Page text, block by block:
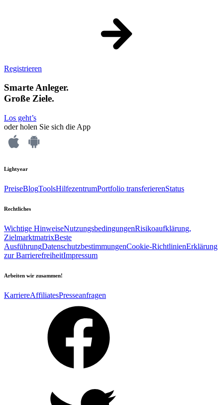
Registrieren
Smarte Anleger.
Große Ziele.
Los geht’s
oder holen Sie sich die App
Lightyear
PreiseBlogToolsHilfezentrumPortfolio transferierenStatus
Rechtliches
Wichtige HinweiseNutzungsbedingungenRisikoaufklärung,
ZielmarktmatrixBeste
AusführungDatenschutzbestimmungenCookie-RichtlinienErklärung
zur BarrierefreiheitImpressum
Arbeiten wir zusammen!
KarriereAffiliatesPresseanfragen